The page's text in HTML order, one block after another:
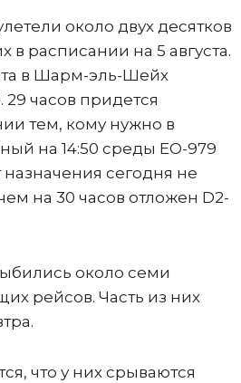
около двух десятков
в расписании на 5 августа.
в Шарм-эль-Шейх
часов придется
тем, кому нужно в
на 14:50 среды ЕО-979
назначения сегодня не
на 30 часов отложен D2-
около семи
рейсов. Часть из них
что у них срываются